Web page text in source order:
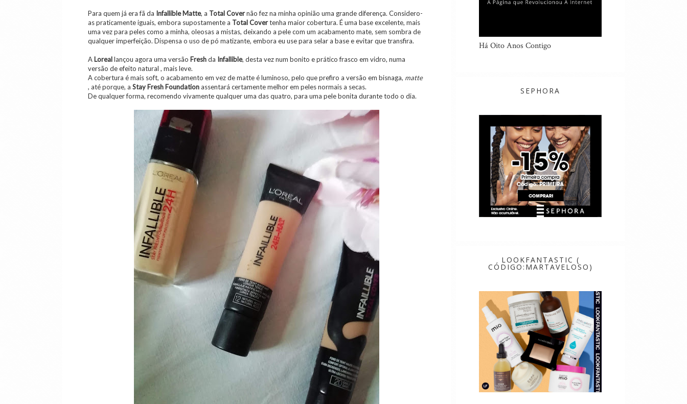
Para quem já era fã da Infallible Matte, a TotalCovernão fez na minha opinião uma grande diferença. Considero-
as praticamente iguais, embora supostamente a Total Covertenha maior cobertura. É uma base excelente, mais
uma vez para peles como a minha, oleosas a mistas, deixando a pele com um acabamento mate, sem sombra de
qualquer imperfeição. Dispensa o uso de pó matizante, embora eu use para selar a base e evitar que transfira.
A Loreallançou agora uma versão Freshda Infallible, desta vez num bonito e prático frasco em vidro, numa
versão de efeito natural , mais leve.
A cobertura é mais soft, o acabamento em vez de matte é luminoso, pelo que prefiro a versão em bisnaga, matte
, até porque, a Stay Fresh Foundationassentará certamente melhor em peles normais a secas.
De qualquer forma, recomendo vivamente qualquer uma das quatro, para uma pele bonita durante todo o dia.
Há Oito Anos Contigo
SEPHORA
LOOKFANTASTIC (
CÓDIGO:MARTAVELOSO)